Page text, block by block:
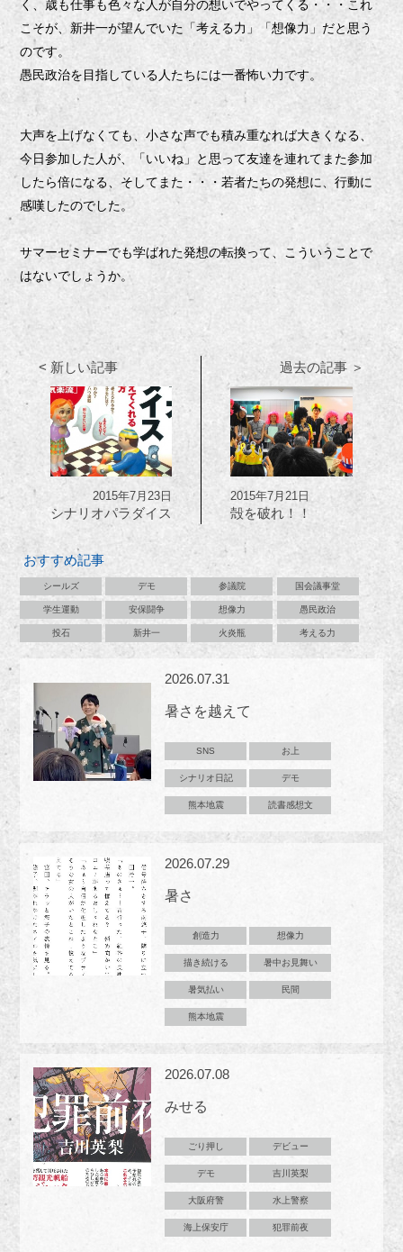
く、歳も仕事も色々な人が自分の想いでやってくる・・・これ
こそが、新井一が望んでいた「考える力」「想像力」だと思う
のです。
愚民政治を目指している人たちには一番怖い力です。
大声を上げなくても、小さな声でも積み重なれば大きくなる、
今日参加した人が、「いいね」と思って友達を連れてまた参加
したら倍になる、そしてまた・・・若者たちの発想に、行動に
感嘆したのでした。
サマーセミナーでも学ばれた発想の転換って、こういうことで
はないでしょうか。
< 新しい記事
2015年7月23日
シナリオパラダイス
過去の記事 ＞
2015年7月21日
殻を破れ！！
おすすめ記事
シールズ デモ 参議院 国会議事堂
学生運動 安保闘争 想像力 愚民政治
投石 新井一 火炎瓶 考える力
2026.07.31
暑さを越えて
SNS お上
シナリオ日記 デモ
熊本地震 読書感想文
2026.07.29
暑さ
創造力 想像力
描き続ける 暑中お見舞い
暑気払い 民間
熊本地震
2026.07.08
みせる
ごり押し デビュー
デモ 吉川英梨
大阪府警 水上警察
海上保安庁 犯罪前夜